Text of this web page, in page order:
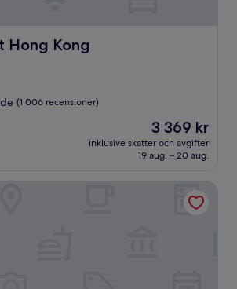
Hong Kong
Kong
(1 006 recensioner)
Priset
är
3 369 kr
3 369 kr
inklusive skatter och avgifter
19 aug. – 20 aug.